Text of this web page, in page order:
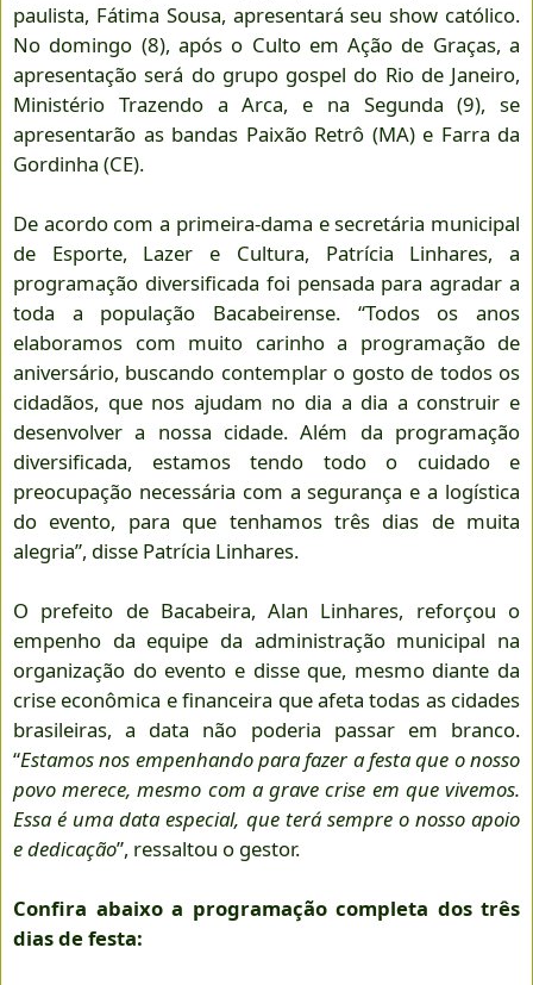
paulista, Fátima Sousa, apresentará seu show católico.
No domingo (8), após o Culto em Ação de Graças, a
apresentação será do grupo gospel do Rio de Janeiro,
Ministério Trazendo a Arca, e na Segunda (9), se
apresentarão as bandas Paixão Retrô (MA) e Farra da
Gordinha (CE).
De acordo com a primeira-dama e secretária municipal
de Esporte, Lazer e Cultura, Patrícia Linhares, a
programação diversificada foi pensada para agradar a
toda a população Bacabeirense. “Todos os anos
elaboramos com muito carinho a programação de
aniversário, buscando contemplar o gosto de todos os
cidadãos, que nos ajudam no dia a dia a construir e
desenvolver a nossa cidade. Além da programação
diversificada, estamos tendo todo o cuidado e
preocupação necessária com a segurança e a logística
do evento, para que tenhamos três dias de muita
alegria”, disse Patrícia Linhares.
O prefeito de Bacabeira, Alan Linhares, reforçou o
empenho da equipe da administração municipal na
organização do evento e disse que, mesmo diante da
crise econômica e financeira que afeta todas as cidades
brasileiras, a data não poderia passar em branco.
“Estamos nos empenhando para fazer a festa que o nosso
povo merece, mesmo com a grave crise em que vivemos.
Essa é uma data especial, que terá sempre o nosso apoio
e dedicação”, ressaltou o gestor.
Confira abaixo a programação completa dos três
dias de festa: